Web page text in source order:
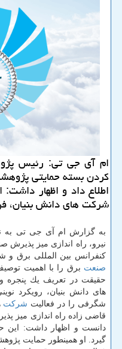
ام آی جی تی: رئیس
كردن بسته حمایتی
اطلاع داد و اظهار
شركت های دانش بنیان،
به گزارش ام آی جی تی به
نیرو، راه اندازی میز
كنفرانس بین المللی برق و
صنعت برق را با اهمیت
حقیقت در تعریف یك پنجره
های دانش بنیان، رویكرد
شگرفی را در فعالیت شركت
قاضی زاده راه اندازی میز
دانست و اظهار داشت: این
گیرد. او همینطور حمایت